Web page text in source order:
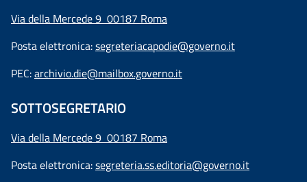
Via della Mercede 9 00187 Roma
Posta elettronica:segreteriacapodie@governo.it
PEC:archivio.die@mailbox.governo.it
SOTTOSEGRETARIO
Via della Mercede 9 00187 Roma
Posta elettronica:segreteria.ss.editoria@governo.it